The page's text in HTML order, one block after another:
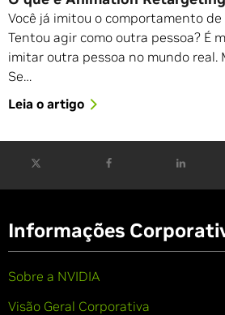
Você já imitou o comportamento
Tentou agir como outra pessoa? É
imitar outra pessoa no mundo real.
Se…
Leia o artigo
Informações
Sobre a NVIDIA
Visão Geral Corporativa